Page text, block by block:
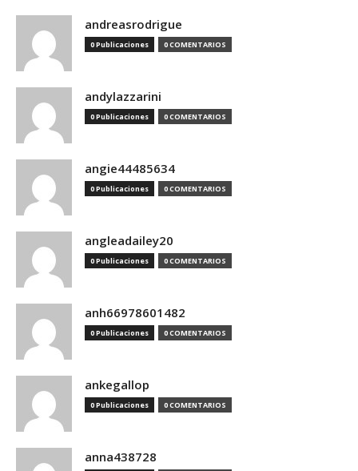
andreasrodrigue
0 Publicaciones 0 COMENTARIOS
andylazzarini
0 Publicaciones 0 COMENTARIOS
angie44485634
0 Publicaciones 0 COMENTARIOS
angleadailey20
0 Publicaciones 0 COMENTARIOS
anh66978601482
0 Publicaciones 0 COMENTARIOS
ankegallop
0 Publicaciones 0 COMENTARIOS
anna438728